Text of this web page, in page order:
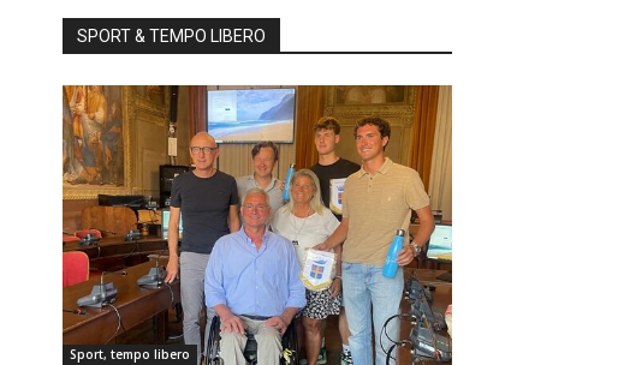
SPORT & TEMPO LIBERO
Sport, tempo libero